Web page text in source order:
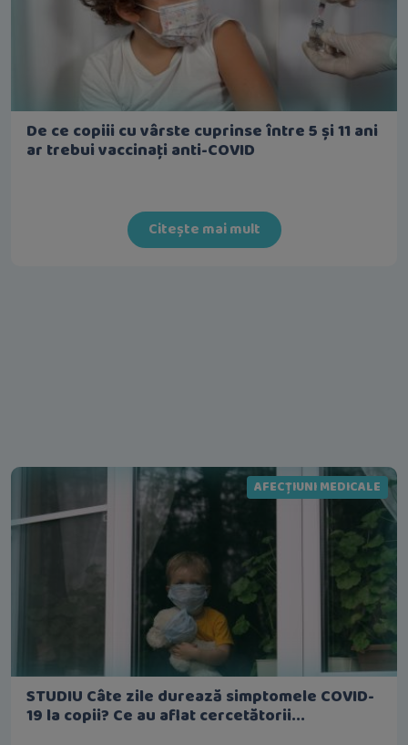
De ce copiii cu vârste cuprinse între 5 și 11 ani
ar trebui vaccinați anti-COVID
Citește mai mult
AFECȚIUNI MEDICALE
STUDIU Câte zile durează simptomele COVID-
19 la copii? Ce au aflat cercetătorii...